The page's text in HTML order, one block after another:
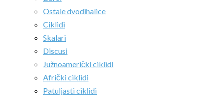
Ostale dvodihalice
Ciklidi
Skalari
Discusi
Južnoamerički ciklidi
Afrički ciklidi
Patuljasti ciklidi